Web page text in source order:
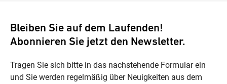
Bleiben Sie auf dem Laufenden!
Abonnieren Sie jetzt den Newsletter.
Tragen Sie sich bitte in das nachstehende Formular ein
und Sie werden regelmäßig über Neuigkeiten aus dem